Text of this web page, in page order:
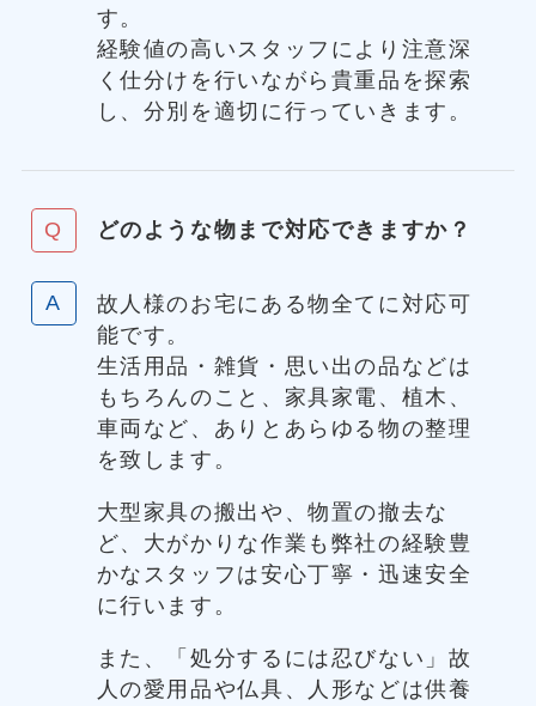
す。
経験値の高いスタッフにより注意深
く仕分けを行いながら貴重品を探索
し、分別を適切に行っていきます。
どのような物まで対応できますか？
故人様のお宅にある物全てに対応可
能です。
生活用品・雑貨・思い出の品などは
もちろんのこと、家具家電、植木、
車両など、ありとあらゆる物の整理
を致します。
大型家具の搬出や、物置の撤去な
ど、大がかりな作業も弊社の経験豊
かなスタッフは安心丁寧・迅速安全
に行います。
また、「処分するには忍びない」故
人の愛用品や仏具、人形などは供養